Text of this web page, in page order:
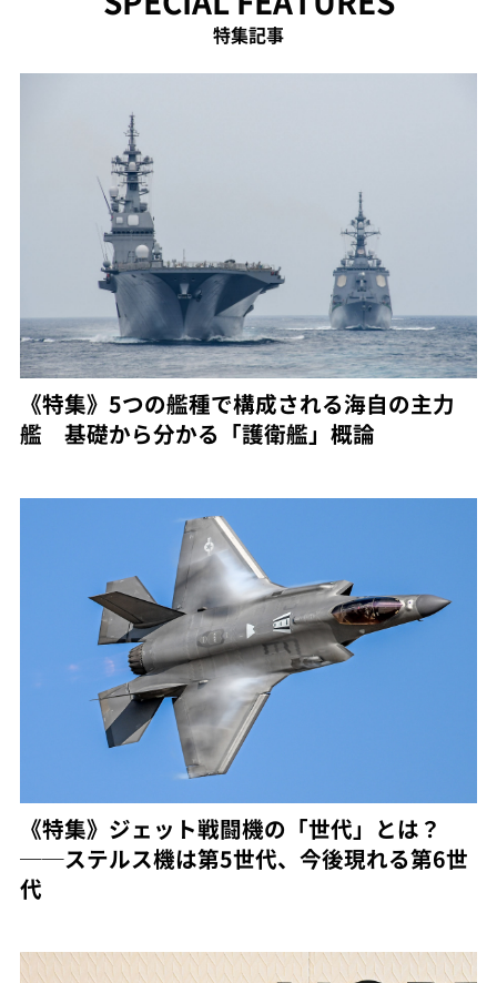
特集記事
《特集》5つの艦種で構成される海自の主力
艦 基礎から分かる「護衛艦」概論
《特集》ジェット戦闘機の「世代」とは？
──ステルス機は第5世代、今後現れる第6世
代